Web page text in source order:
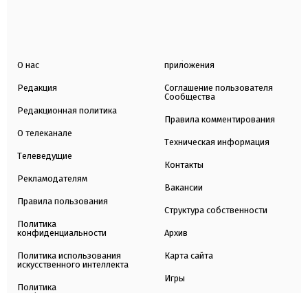
О нас
Редакция
Редакционная политика
О телеканале
Телеведущие
Рекламодателям
Правила пользования
Политика
конфиденциальности
Политика использования
искусственного интеллекта
Политика
приложения
Соглашение пользователя
Сообщества
Правила комментирования
Техническая информация
Контакты
Вакансии
Структура собственности
Архив
Карта сайта
Игры